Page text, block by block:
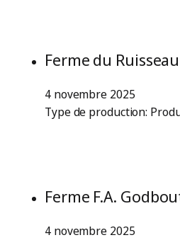
Ferme du
4 novembre 2025
Type de production:
Ferme F.A.
4 novembre 2025